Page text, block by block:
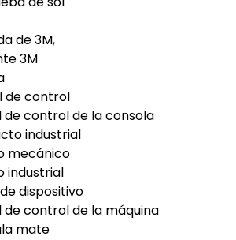
de 3M,
3M
de control
de control de la consola
industrial
mecánico
industrial
dispositivo
de control de la máquina
mate